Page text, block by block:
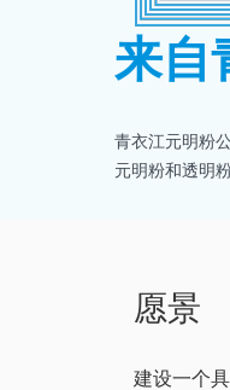
来自
青衣江元明粉
元明粉和透明
愿景
建设一个